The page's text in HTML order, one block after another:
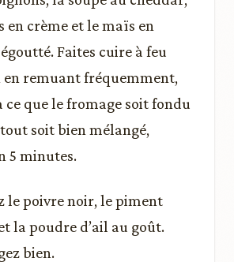
en crème et le maïs en
Faites cuire à feu
en remuant fréquemment,
ce que le fromage soit fondu
soit bien mélangé,
5 minutes.
le poivre noir, le piment
la poudre d’ail au goût.
bien.